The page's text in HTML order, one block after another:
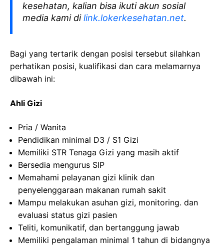
kesehatan, kalian bisa ikuti akun sosial
media kami dilink.lokerkesehatan.net.
Bagi yang tertarik dengan posisi tersebut silahkan
perhatikan posisi, kualifikasi dan cara melamarnya
dibawah ini:
Ahli Gizi
Pria / Wanita
Pendidikan minimal D3 / S1 Gizi
Memiliki STR Tenaga Gizi yang masih aktif
Bersedia mengurus SIP
Memahami pelayanan gizi klinik dan
penyelenggaraan makanan rumah sakit
Mampu melakukan asuhan gizi, monitoring. dan
evaluasi status gizi pasien
Teliti, komunikatif, dan bertanggung jawab
Memiliki pengalaman minimal 1 tahun di bidangnya